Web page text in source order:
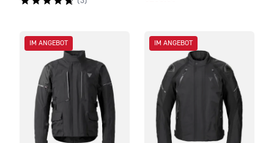
IM ANGEBOT IM ANGEBOT